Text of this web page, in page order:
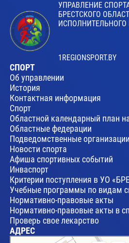
УПРАВЛЕНИЕ
БРЕСТСКОГО
ИСПОЛНИТЕЛЬНОГО
1REGIONSPORT.BY
СПОРТ
Об управлении
История
Контактная информация
Спорт
Областной календарный план
Областные федерации
Подведомственные
Новости спорта
Афиша спортивных событий
Инваспорт
Критерии поступления в УО
Учебные программы по видам
Нормативно-правовые акты
Нормативно-правовые акты в
Проверь свое лекарство
АДРЕС